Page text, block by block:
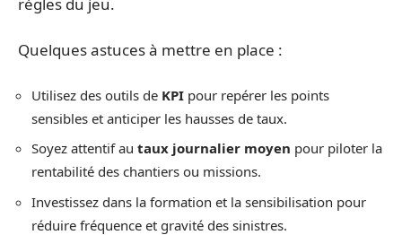
Quelques astuces à mettre en place :
Utilisez des outils de KPI pour repérer les points
sensibles et anticiper les hausses de taux.
Soyez attentif au taux journalier moyen pour piloter la
rentabilité des chantiers ou missions.
Investissez dans la formation et la sensibilisation pour
réduire fréquence et gravité des sinistres.